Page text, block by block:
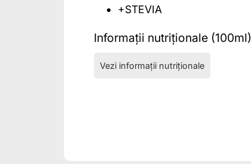
+STEVIA
Informații nutriționale (100ml)
Vezi informații nutriționale